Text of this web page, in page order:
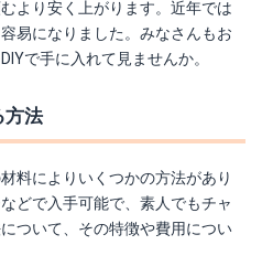
より安く上がります。近年では
易になりました。みなさんもお
で手に入れて見ませんか。
方法
料によりいくつかの方法があり
どで入手可能で、素人でもチャ
ついて、その特徴や費用につい